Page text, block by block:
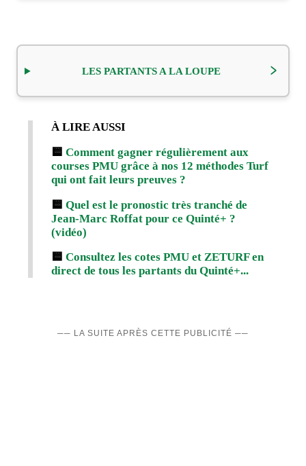
LES PARTANTS A LA LOUPE
À LIRE AUSSI
🟨 Comment gagner régulièrement aux
courses PMU grâce à nos 12 méthodes Turf
qui ont fait leurs preuves ?
🟨 Quel est le pronostic très tranché de
Jean-Marc Roffat pour ce Quinté+ ?
(vidéo)
🟨 Consultez les cotes PMU et ZETURF en
direct de tous les partants du Quinté+...
── LA SUITE APRÈS CETTE PUBLICITÉ ──